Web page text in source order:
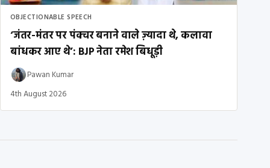
OBJECTIONABLE SPEECH
‘जंतर-मंतर पर पंक्चर बनाने वाले ज़्यादा थे, कलावा
बांधकर आए थे’: BJP नेता रमेश बिधूड़ी
Pawan Kumar
4th August 2026